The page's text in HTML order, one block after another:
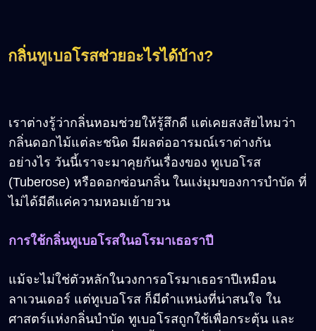
กลิ่นทูเบอโรสช่วยอะไรได้บ้าง?
เราต่างรู้ว่ากลิ่นหอมช่วยให้รู้สึกดี แต่เคยสงสัยไหมว่า
กลิ่นดอกไม้แต่ละชนิด มีผลต่ออารมณ์เราต่างกัน
อย่างไร วันนี้เราจะมาคุยกันเรื่องของ ทูเบอโรส
(Tuberose) หรือดอกซ่อนกลิ่น ในแง่มุมของการบำบัด ที่
ไม่ได้มีดีแค่ความหอมเย้ายวน
การใช้กลิ่นทูเบอโรสในอโรมาเธอราปี
แม้จะไม่ใช่ตัวหลักในวงการอโรมาเธอราปีเหมือน
ลาเวนเดอร์ แต่ทูเบอโรส ก็มีตำแหน่งที่น่าสนใจ ใน
ศาสตร์แห่งกลิ่นบำบัด ทูเบอโรสถูกใช้เพื่อกระตุ้น และ